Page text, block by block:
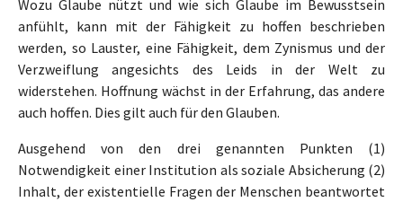
Wozu Glaube nützt und wie sich Glaube im Bewusstsein
anfühlt, kann mit der Fähigkeit zu hoffen beschrieben
werden, so Lauster, eine Fähigkeit, dem Zynismus und der
Verzweiflung angesichts des Leids in der Welt zu
widerstehen. Hoffnung wächst in der Erfahrung, das andere
auch hoffen. Dies gilt auch für den Glauben.
Ausgehend von den drei genannten Punkten (1)
Notwendigkeit einer Institution als soziale Absicherung (2)
Inhalt, der existentielle Fragen der Menschen beantwortet